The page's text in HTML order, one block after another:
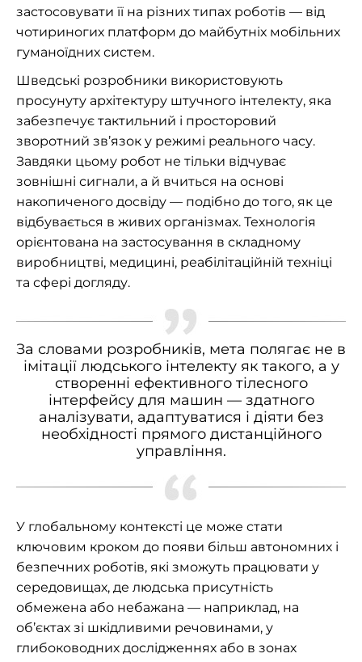
застосовувати її на різних типах роботів — від
чотириногих платформ до майбутніх мобільних
гуманоїдних систем.
Шведські розробники використовують
просунуту архітектуру штучного інтелекту, яка
забезпечує тактильний і просторовий
зворотний зв’язок у режимі реального часу.
Завдяки цьому робот не тільки відчуває
зовнішні сигнали, а й вчиться на основі
накопиченого досвіду — подібно до того, як це
відбувається в живих організмах. Технологія
орієнтована на застосування в складному
виробництві, медицині, реабілітаційній техніці
та сфері догляду.
За словами розробників, мета полягає не в
імітації людського інтелекту як такого, а у
створенні ефективного тілесного
інтерфейсу для машин — здатного
аналізувати, адаптуватися і діяти без
необхідності прямого дистанційного
управління.
У глобальному контексті це може стати
ключовим кроком до появи більш автономних і
безпечних роботів, які зможуть працювати у
середовищах, де людська присутність
обмежена або небажана — наприклад, на
об’єктах зі шкідливими речовинами, у
глибоководних дослідженнях або в зонах